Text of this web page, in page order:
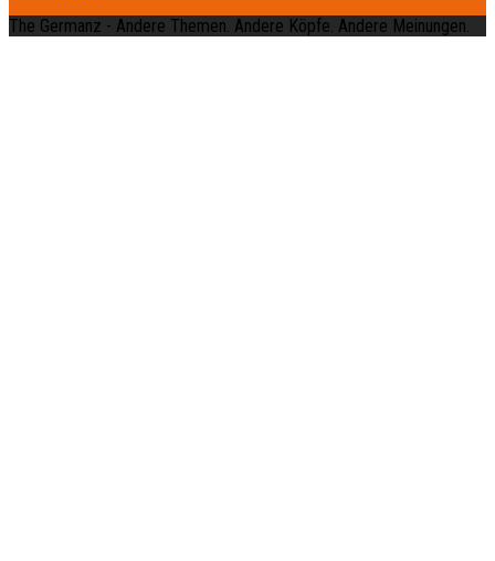
The Germanz - Andere Themen. Andere Köpfe. Andere Meinungen.